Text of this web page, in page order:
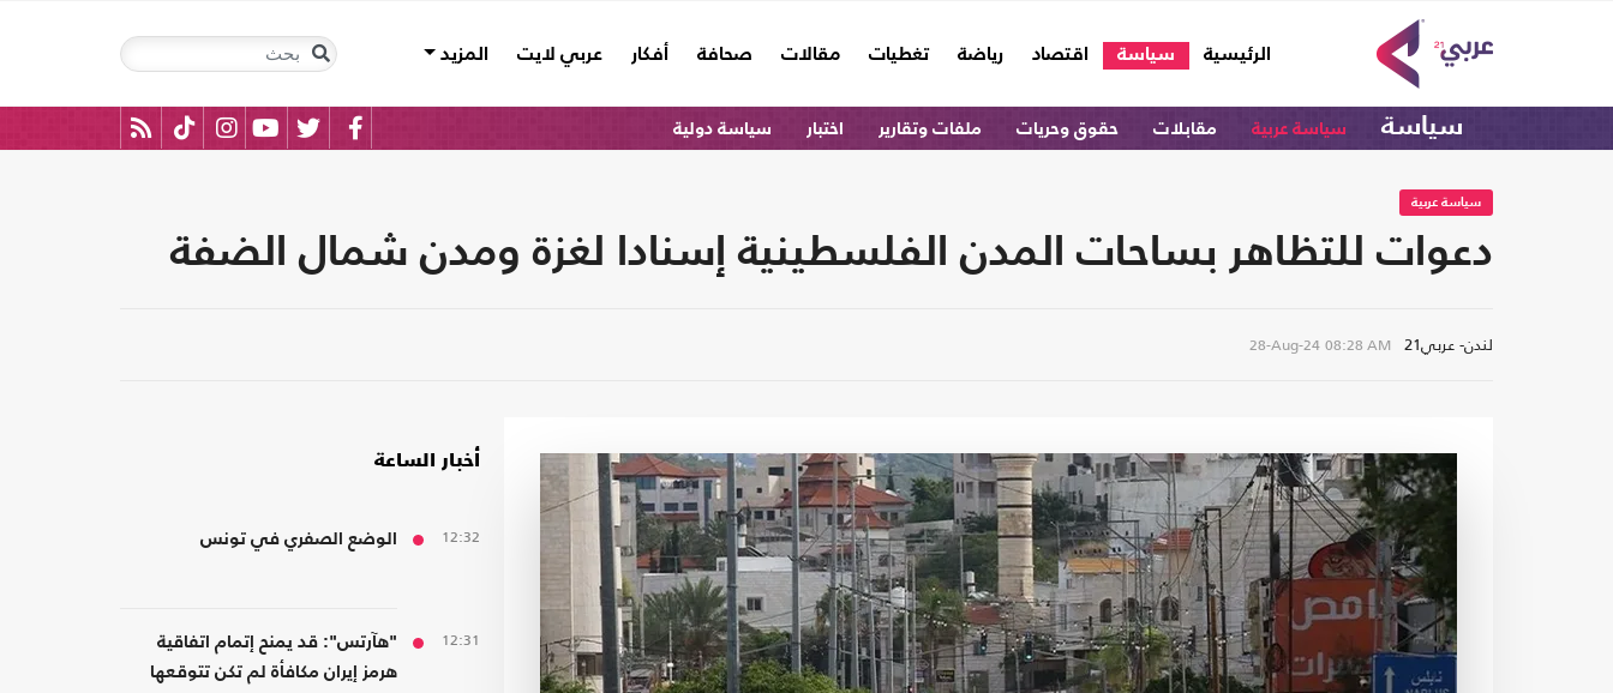
الرئيسية
(current) سياسة اقتصاد رياضة تغطيات مقالات صحافة أفكار عربي لايت المزيد
سياسة سياسة عربية مقابلات حقوق وحريات ملفات وتقارير اختبار سياسة دولية
سياسة عربية
دعوات للتظاهر بساحات المدن الفلسطينية إسنادا لغزة ومدن شمال الضفة
لندن- عربي21 28-Aug-24 08:28 AM
أخبار الساعة
12:32 الوضع الصفري في تونس
12:31
"هآرتس": قد يمنح إتمام اتفاقية
هرمز إيران مكافأة لم تكن تتوقعها